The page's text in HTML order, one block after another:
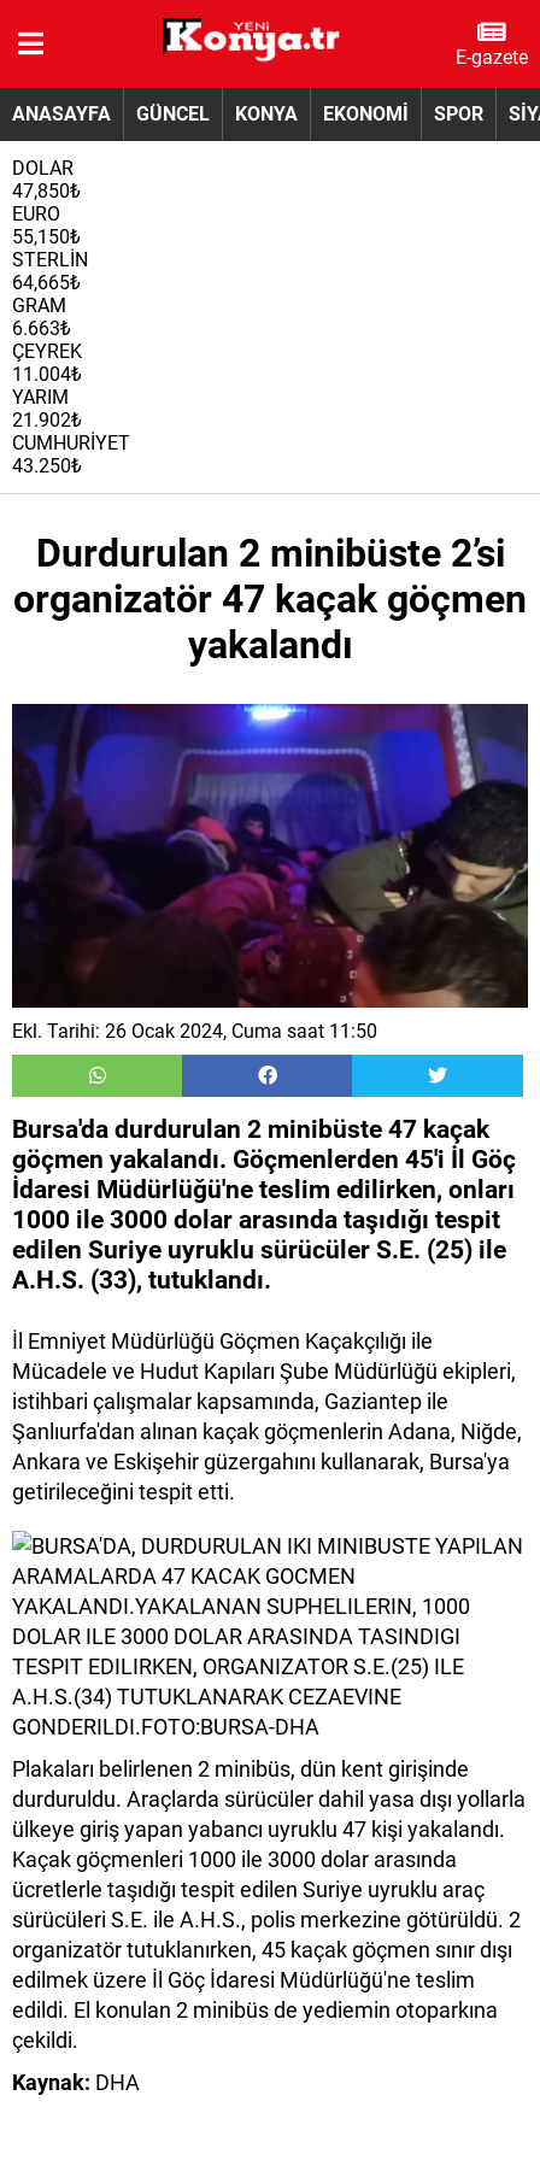
E-gazete
ANASAYFA GÜNCEL KONYA EKONOMİ SPOR
DOLAR
47,850₺
EURO
55,150₺
STERLİN
64,665₺
GRAM
6.663₺
ÇEYREK
11.004₺
YARIM
21.902₺
CUMHURİYET
43.250₺
Durdurulan 2 minibüste 2’si
organizatör 47 kaçak göçmen
yakalandı
Ekl. Tarihi: 26 Ocak 2024, Cuma saat 11:50
Bursa'da durdurulan 2 minibüste 47 kaçak
göçmen yakalandı. Göçmenlerden 45'i İl Göç
İdaresi Müdürlüğü'ne teslim edilirken, onları
1000 ile 3000 dolar arasında taşıdığı tespit
edilen Suriye uyruklu sürücüler S.E. (25) ile
A.H.S. (33), tutuklandı.
İl Emniyet Müdürlüğü Göçmen Kaçakçılığı ile
Mücadele ve Hudut Kapıları Şube Müdürlüğü ekipleri,
istihbari çalışmalar kapsamında, Gaziantep ile
Şanlıurfa'dan alınan kaçak göçmenlerin Adana, Niğde,
Ankara ve Eskişehir güzergahını kullanarak, Bursa'ya
getirileceğini tespit etti.
Plakaları belirlenen 2 minibüs, dün kent girişinde
durduruldu. Araçlarda sürücüler dahil yasa dışı yollarla
ülkeye giriş yapan yabancı uyruklu 47 kişi yakalandı.
Kaçak göçmenleri 1000 ile 3000 dolar arasında
ücretlerle taşıdığı tespit edilen Suriye uyruklu araç
sürücüleri S.E. ile A.H.S., polis merkezine götürüldü. 2
organizatör tutuklanırken, 45 kaçak göçmen sınır dışı
edilmek üzere İl Göç İdaresi Müdürlüğü'ne teslim
edildi. El konulan 2 minibüs de yediemin otoparkına
çekildi.
Kaynak: DHA